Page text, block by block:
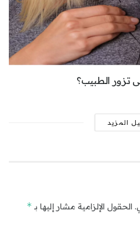
تزور الطبيب؟
المزيد
الحقول الإلزامية مشار إليها بـ *